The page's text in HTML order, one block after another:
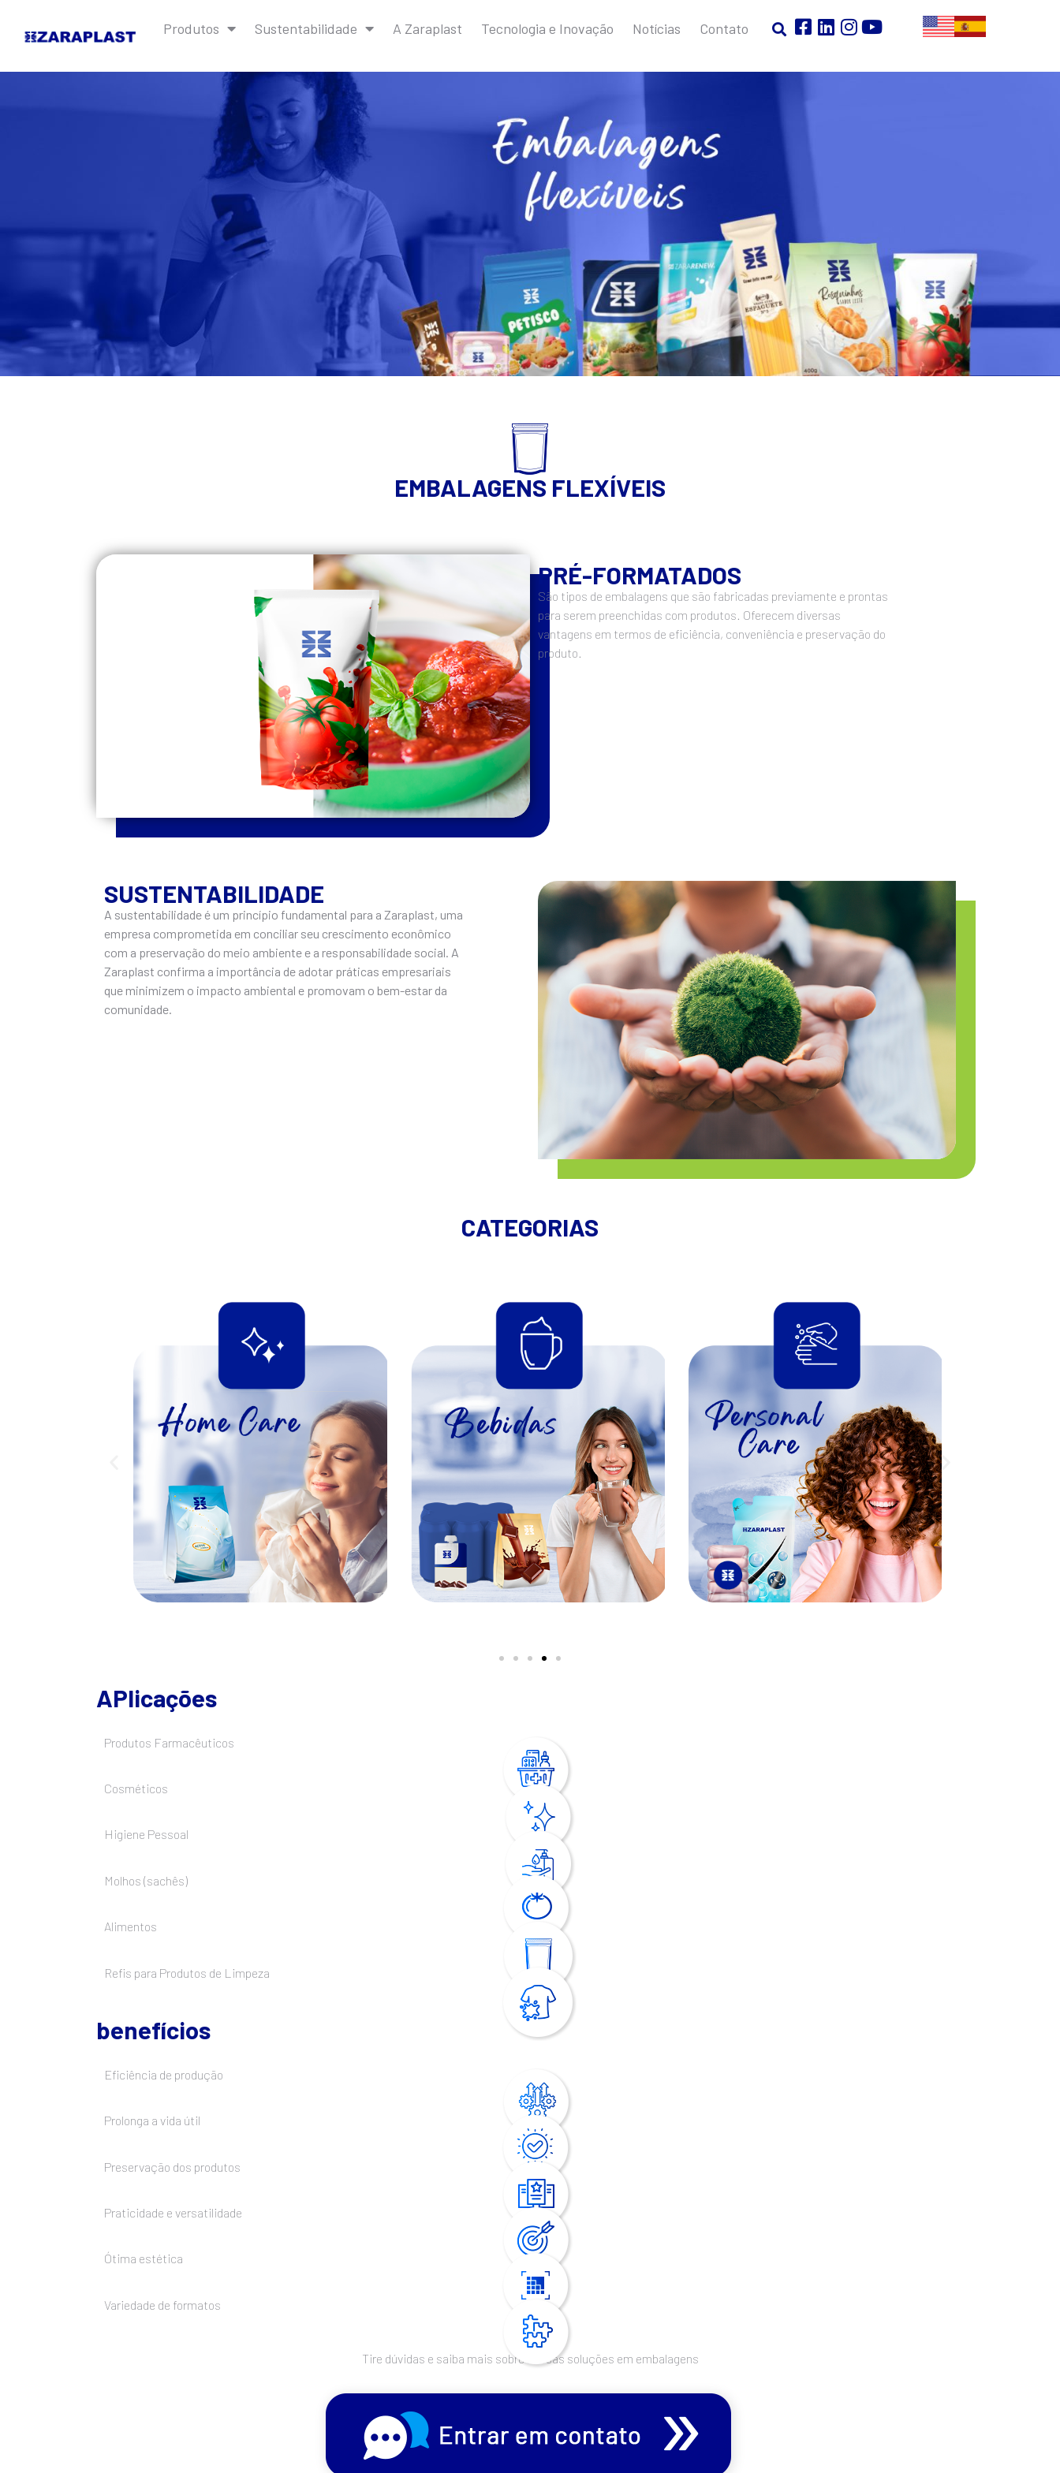
Produtos Sustentabilidade A Zaraplast Tecnologia e Inovação Notícias Contato
EMBALAGENS FLEXÍVEIS
PRÉ-FORMATADOS
São tipos de embalagens que são fabricadas previamente e prontas
para serem preenchidas com produtos. Oferecem diversas
vantagens em termos de eficiência, conveniência e preservação do
produto.
SUSTENTABILIDADE
A sustentabilidade é um princípio fundamental para a Zaraplast, uma
empresa comprometida em conciliar seu crescimento econômico
com a preservação do meio ambiente e a responsabilidade social. A
Zaraplast confirma a importância de adotar práticas empresariais
que minimizem o impacto ambiental e promovam o bem-estar da
comunidade.
CATEGORIAS
APlicações
Produtos Farmacêuticos
Cosméticos
Higiene Pessoal
Molhos (sachês)
Alimentos
Refis para Produtos de Limpeza
benefícios
Eficiência de produção
Prolonga a vida útil
Preservação dos produtos
Praticidade e versatilidade
Ótima estética
Variedade de formatos
Tire dúvidas e saiba mais sobre nossas soluções em embalagens